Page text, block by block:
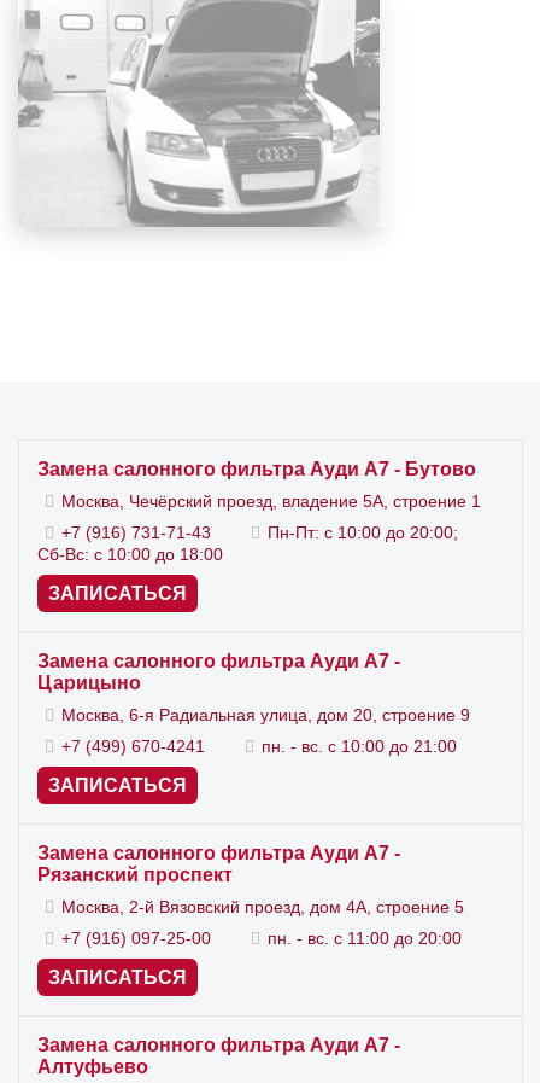
будет выполнена буквально за 15-20 минут,
после чего вы сможете продолжить
эксплуатацию автомобиля с комфортом. Если
вас заинтересовало наше предложение,
позвоните или приезжайте лично в
– есть в каждом районе города. Будем рады
оказать помощь и проконсультировать по любым
Замена салонного фильтра Ауди А7 - Бутово
Москва, Чечёрский проезд, владение 5А, строение 1
+7 (916) 731-71-43
Пн-Пт: с 10:00 до 20:00;
Сб-Вс: с 10:00 до 18:00
ЗАПИСАТЬСЯ
Замена салонного фильтра Ауди А7 -
Царицыно
Москва, 6-я Радиальная улица, дом 20, строение 9
+7 (499) 670-4241
пн. - вс. с 10:00 до 21:00
ЗАПИСАТЬСЯ
Замена салонного фильтра Ауди А7 -
Рязанский проспект
Москва, 2-й Вязовский проезд, дом 4А, строение 5
+7 (916) 097-25-00
пн. - вс. с 11:00 до 20:00
ЗАПИСАТЬСЯ
Замена салонного фильтра Ауди А7 -
Алтуфьево